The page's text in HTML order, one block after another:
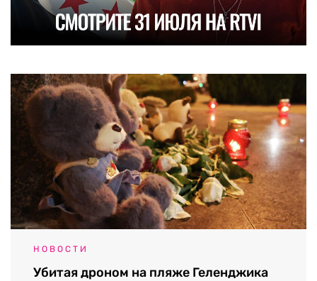
НОВОСТИ
Убитая дроном на пляже Геленджика